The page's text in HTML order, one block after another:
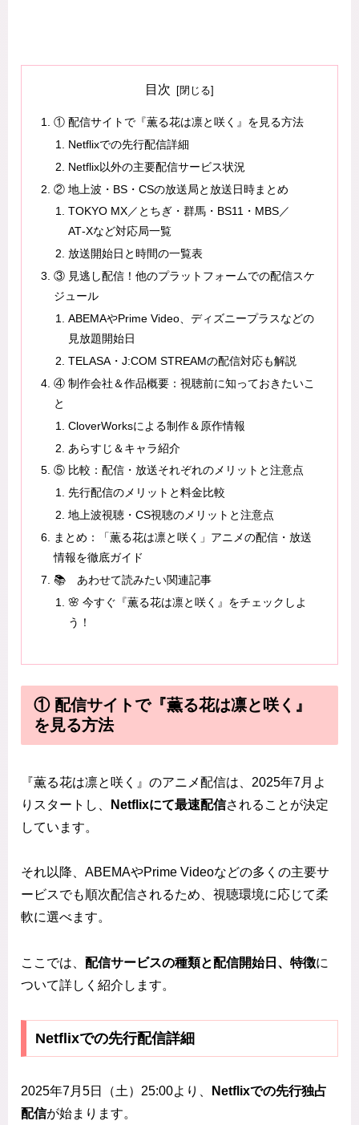
目次
① 配信サイトで『薫る花は凛と咲く』を見る方法
Netflixでの先行配信詳細
Netflix以外の主要配信サービス状況
② 地上波・BS・CSの放送局と放送日時まとめ
TOKYO MX／とちぎ・群馬・BS11・MBS／
AT‑Xなど対応局一覧
放送開始日と時間の一覧表
③ 見逃し配信！他のプラットフォームでの配信スケ
ジュール
ABEMAやPrime Video、ディズニープラスなどの
見放題開始日
TELASA・J:COM STREAMの配信対応も解説
④ 制作会社＆作品概要：視聴前に知っておきたいこ
と
CloverWorksによる制作＆原作情報
あらすじ＆キャラ紹介
⑤ 比較：配信・放送それぞれのメリットと注意点
先行配信のメリットと料金比較
地上波視聴・CS視聴のメリットと注意点
まとめ：「薫る花は凛と咲く」アニメの配信・放送
情報を徹底ガイド
📚 あわせて読みたい関連記事
🌸 今すぐ『薫る花は凛と咲く』をチェックしよ
う！
① 配信サイトで『薫る花は凛と咲く』
を見る方法
『薫る花は凛と咲く』のアニメ配信は、2025年7月よ
りスタートし、
Netflixにて最速配信されることが決定
しています。
それ以降、ABEMAやPrime Videoなどの多くの主要サ
ービスでも順次配信されるため、視聴環境に応じて柔
軟に選べます。
ここでは、 配信サービスの種類と配信開始日、特徴に
ついて詳しく紹介します。
Netflixでの先行配信詳細
2025年7月5日（土）25:00より、
Netflixでの先行独占
配信が始まります。